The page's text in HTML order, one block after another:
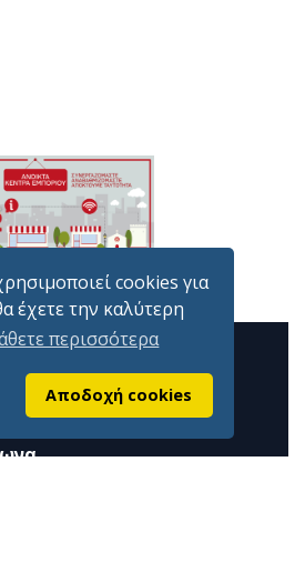
cookies για
έχετε την καλύτερη
περισσότερα
Αποδοχή cookies
7 Άμφισσα 33100